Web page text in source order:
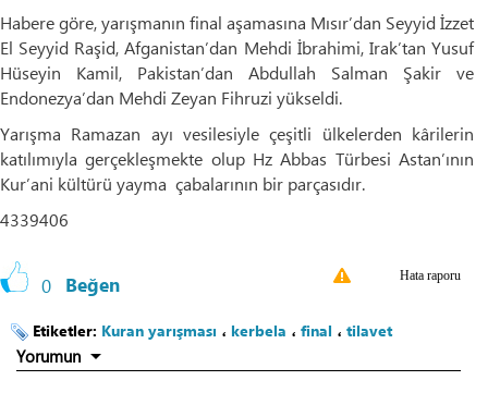
Habere göre, yarışmanın final aşamasına Mısır’dan Seyyid İzzet
El Seyyid Raşid, Afganistan’dan Mehdi İbrahimi, Irak’tan Yusuf
Hüseyin Kamil, Pakistan’dan Abdullah Salman Şakir ve
Endonezya’dan Mehdi Zeyan Fihruzi yükseldi.
Yarışma Ramazan ayı vesilesiyle çeşitli ülkelerden kârilerin
katılımıyla gerçekleşmekte olup Hz Abbas Türbesi Astan’ının
Kur’ani kültürü yayma çabalarının bir parçasıdır.
4339406
0 Beğen Hata raporu
Etiketler: Kuran yarışması ، kerbela ، final ، tilavet
Yorumun